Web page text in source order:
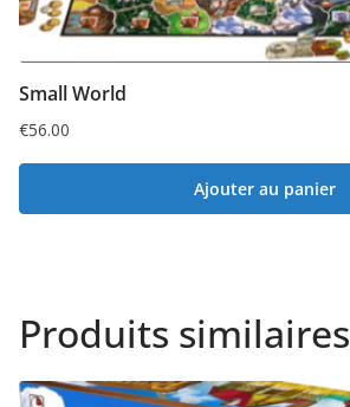
Small World
€56.00
Ajouter au panier
Produits similaires